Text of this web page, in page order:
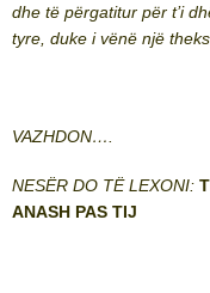
dhe të përgatitur për t’i
tyre, duke i vënë një
VAZHDON….
NESËR DO TË LEXONI:
ANASH PAS TIJ